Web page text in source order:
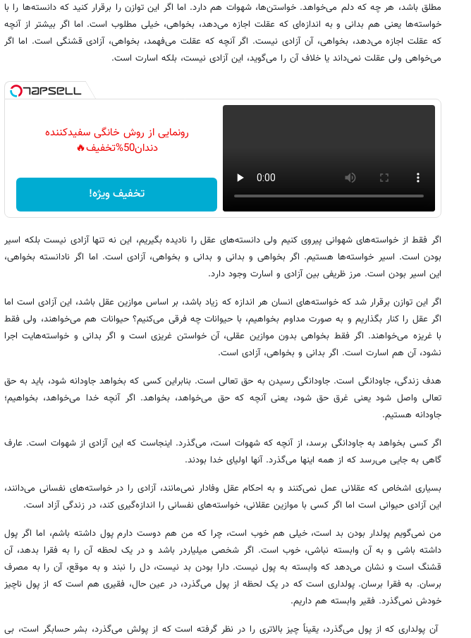
مطلق باشد، هر چه که دلم می‌خواهد. خواستن‌ها، شهوات هم دارد. ‌اما اگر این توازن را برقرار کنید که دانسته‌ها را با
خواسته‌ها یعنی هم بدانی و به اندازه‌ای که عقلت اجازه می‌دهد، بخواهی، خیلی مطلوب است. اما اگر بیشتر از آنچه
که عقلت اجازه می‌دهد، بخواهی، آن آزادی نیست. اگر آنچه که عقلت می‌فهمد، بخواهی، آزادی قشنگی است. اما اگر
می‌خواهی ولی عقلت نمی‌داند یا خلاف آن را می‌گوید، این آزادی نیست، بلکه اسارت است.
رونمایی از روش خانگی سفیدکننده
دندان50%تخفیف🔥
تخفیف ویژه!
اگر فقط از خواسته‌های شهوانی پیروی کنیم ولی دانسته‌های عقل را نادیده بگیریم، این نه تنها آزادی نیست بلکه اسیر
بودن است. اسیر خواسته‌ها هستیم. اگر بخواهی و بدانی و بدانی و بخواهی، آزادی است. اما اگر نادانسته بخواهی،
این اسیر بودن است. مرز ظریفی بین آزادی و اسارت وجود دارد.
اگر این توازن برقرار شد که خواسته‌های انسان هر اندازه که زیاد باشد، بر اساس موازین عقل باشد، این آزادی است اما
اگر عقل را کنار بگذاریم و به صورت مداوم بخواهیم، با حیوانات چه فرقی می‌کنیم؟ حیوانات هم می‌خواهند، ولی فقط
با غریزه می‌خواهند. اگر فقط بخواهی بدون موازین عقلی، آن خواستن غریزی است و اگر بدانی و خواسته‌هایت اجرا
نشود، آن هم اسارت است. اگر بدانی و بخواهی، آزادی است.
هدف زندگی، جاودانگی است. جاودانگی رسیدن به حق تعالی است. بنابراین کسی که بخواهد جاودانه شود، باید به حق
تعالی واصل شود یعنی غرق حق شود، یعنی آنچه که حق می‌خواهد، بخواهد. اگر آنچه خدا می‌خواهد، بخواهیم؛
جاودانه هستیم.
اگر کسی بخواهد به جاودانگی برسد، از آنچه که شهوات است، می‌گذرد. اینجاست که این آزادی از شهوات است. عارف
گاهی به جایی می‌رسد که از همه اینها می‌گذرد. آنها اولیای خدا بودند.
بسیاری اشخاص که عقلانی عمل نمی‌کنند و به احکام عقل وفادار نمی‌مانند، آزادی را در خواسته‌های نفسانی می‌دانند،
این آزادی حیوانی است اما اگر کسی با موازین عقلانی، خواسته‌های نفسانی را اندازه‌گیری کند، در زندگی آزاد است.
من نمی‌گویم پولدار بودن بد است، خیلی هم خوب است، چرا که من هم دوست دارم پول داشته باشم، اما اگر پول
داشته باشی و به آن وابسته نباشی، خوب است. اگر شخصی میلیاردر باشد و در یک لحظه آن را به فقرا بدهد، آن
قشنگ است و نشان می‌دهد که وابسته به پول نیست. ‌دارا بودن بد نیست، دل را نبند و به موقع، آن را به مصرف
برسان. به فقرا برسان. پولداری است که در یک لحظه از پول می‌گذرد، در عین حال، فقیری هم است که از پول ناچیز
خودش نمی‌گذرد. فقیر وابسته هم داریم.
آن پولداری که از پول می‌گذرد، یقیناً چیز بالاتری را در نظر گرفته است که از پولش می‌گذرد، بشر حسابگر است، بی